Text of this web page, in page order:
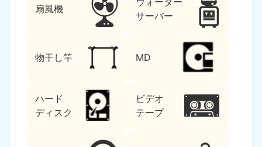
扇風機
サーバー
物干し竿 MD
ハード
ディスク
ビデオ
テープ